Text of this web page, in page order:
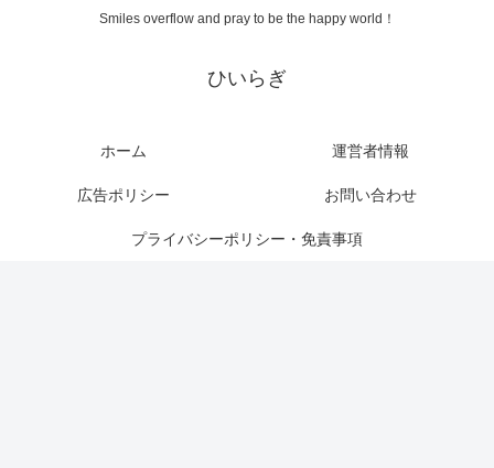
Smiles overflow and pray to be the happy world！
ひいらぎ
ホーム 運営者情報
広告ポリシー お問い合わせ
プライバシーポリシー・免責事項